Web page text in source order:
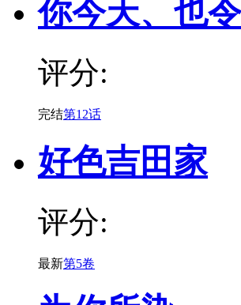
你今天、也
评分:
完结第12话
好色吉田家
评分:
最新第5卷